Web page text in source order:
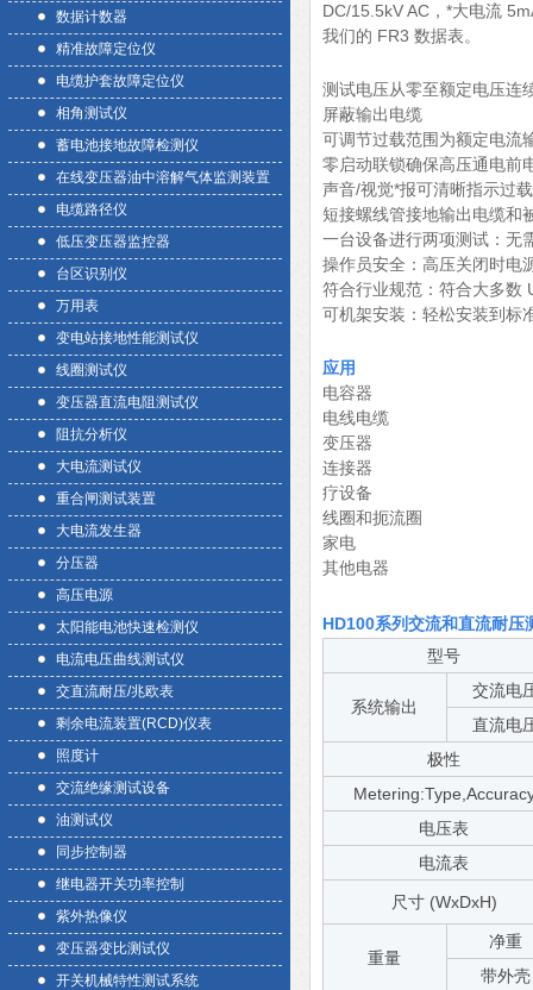
数据计数器
精准故障定位仪
电缆护套故障定位仪
相角测试仪
蓄电池接地故障检测仪
在线变压器油中溶解气体监测装置
电缆路径仪
低压变压器监控器
台区识别仪
万用表
变电站接地性能测试仪
线圈测试仪
变压器直流电阻测试仪
阻抗分析仪
大电流测试仪
重合闸测试装置
大电流发生器
分压器
高压电源
太阳能电池快速检测仪
电流电压曲线测试仪
交直流耐压/兆欧表
剩余电流装置(RCD)仪表
照度计
交流绝缘测试设备
油测试仪
同步控制器
继电器开关功率控制
紫外热像仪
变压器变比测试仪
开关机械特性测试系统
DC/15.5kV AC，*大电流
我们的 FR3 数据表。
测试电压从零至额定电压连
屏蔽输出电缆
可调节过载范围为额定电流
零启动联锁确保高压通电前
声音/视觉*报可清晰指示过
短接螺线管接地输出电缆和
一台设备进行两项测试：无
操作员安全：高压关闭时电
符合行业规范：符合大多数
可机架安装：轻松安装到标
应用
电容器
电线电缆
变压器
连接器
疗设备
线圈和扼流圈
家电
其他电器
HD100系列交流和直流耐压
型号
系统输出
交流电
直流电
极性
电压表
电流表
尺寸 (WxDxH)
重量
净重
带外壳